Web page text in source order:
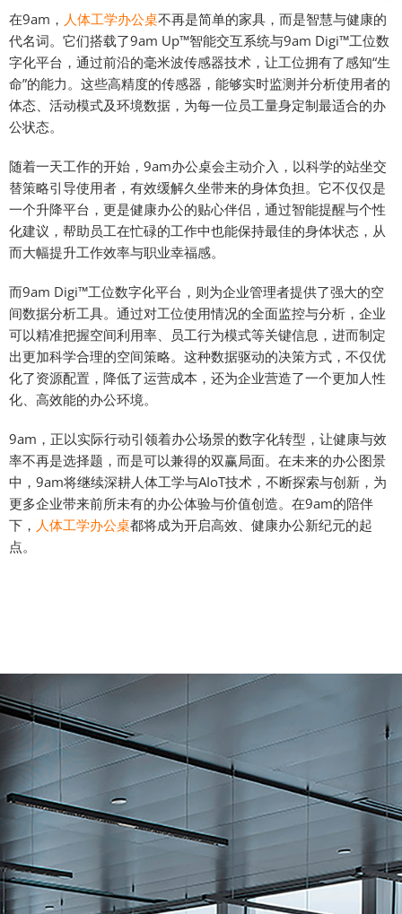
在9am， 人体工学办公桌不再是简单的家具，而是智慧与健康的
代名词。它们搭载了9am Up™智能交互系统与9am Digi™工位数
字化平台，通过前沿的毫米波传感器技术，让工位拥有了感知“生
命”的能力。这些高精度的传感器，能够实时监测并分析使用者的
体态、活动模式及环境数据，为每一位员工量身定制最适合的办
公状态。
随着一天工作的开始，9am办公桌会主动介入，以科学的站坐交
替策略引导使用者，有效缓解久坐带来的身体负担。它不仅仅是
一个升降平台，更是健康办公的贴心伴侣，通过智能提醒与个性
化建议，帮助员工在忙碌的工作中也能保持最佳的身体状态，从
而大幅提升工作效率与职业幸福感。
而9am Digi™工位数字化平台，则为企业管理者提供了强大的空
间数据分析工具。通过对工位使用情况的全面监控与分析，企业
可以精准把握空间利用率、员工行为模式等关键信息，进而制定
出更加科学合理的空间策略。这种数据驱动的决策方式，不仅优
化了资源配置，降低了运营成本，还为企业营造了一个更加人性
化、高效能的办公环境。
9am，正以实际行动引领着办公场景的数字化转型，让健康与效
率不再是选择题，而是可以兼得的双赢局面。在未来的办公图景
中，9am将继续深耕人体工学与AIoT技术，不断探索与创新，为
更多企业带来前所未有的办公体验与价值创造。在9am的陪伴
下， 人体工学办公桌都将成为开启高效、健康办公新纪元的起
点。